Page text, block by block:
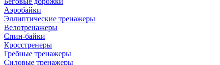
Аэробайки
Эллиптические тренажеры
Велотренажеры
Спин-байки
Кросстренеры
Гребные тренажеры
Силовые тренажеры